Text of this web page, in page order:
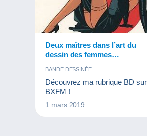
Deux maîtres dans l’art du
dessin des femmes
sensuelles…
BANDE DESSINÉE
Découvrez ma rubrique BD sur
BXFM !
1 mars 2019